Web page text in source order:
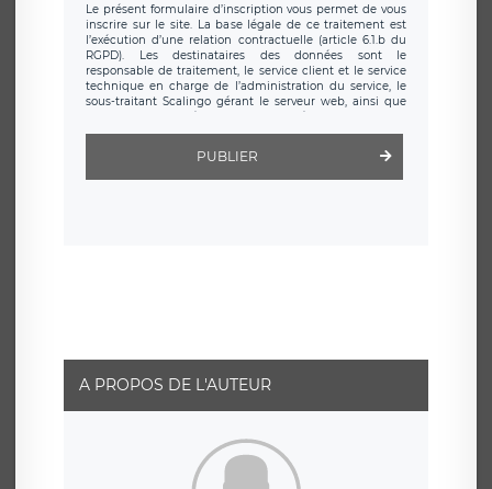
Le présent formulaire d’inscription vous permet de vous
inscrire sur le site. La base légale de ce traitement est
l’exécution d’une relation contractuelle (article 6.1.b du
RGPD). Les destinataires des données sont le
responsable de traitement, le service client et le service
technique en charge de l’administration du service, le
sous-traitant Scalingo gérant le serveur web, ainsi que
toute personne légalement autorisée. Le formulaire
d’inscription est hébergé sur un serveur hébergé par
clauses de
protection conformes au RGPD
. Les données collectées
sont conservées jusqu’à ce que l’Internaute en sollicite la
rue Léopold Sédar Senghor, joignable à l’adresse mail :
responsabledetraitement@legavox.fr. Vous avez
également le droit d’introduire une réclamation auprès
d’une autorité de contrôle.
PUBLIER
A PROPOS DE L'AUTEUR